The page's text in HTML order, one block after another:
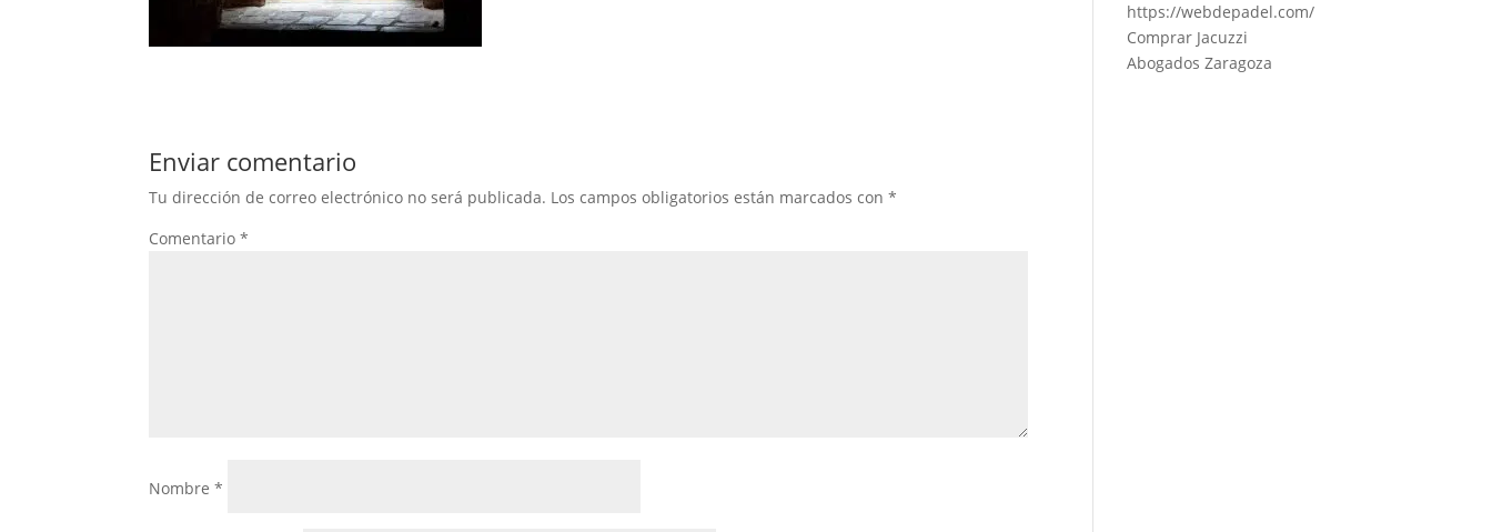
Enviar comentario
Tu dirección de correo electrónico no será publicada. Los campos obligatorios están marcados con*
Comentario*
Nombre*
https://webdepadel.com/
Comprar Jacuzzi
Abogados Zaragoza